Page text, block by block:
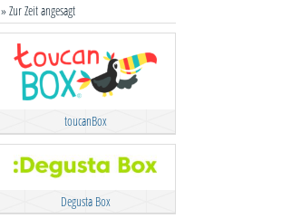
» Zur Zeit angesagt
toucanBox
Degusta Box